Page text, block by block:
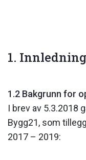
1. Innledning
1.2 Bakgrunn for
I brev av 5.3.2018
Bygg21, som
2017 – 2019: